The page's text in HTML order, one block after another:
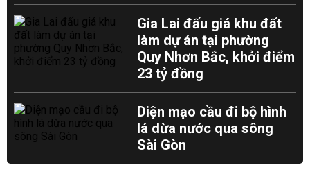
Gia Lai đấu giá khu đất
làm dự án tại phường
Quy Nhơn Bắc, khởi điểm
23 tỷ đồng
Diện mạo cầu đi bộ hình
lá dừa nước qua sông
Sài Gòn